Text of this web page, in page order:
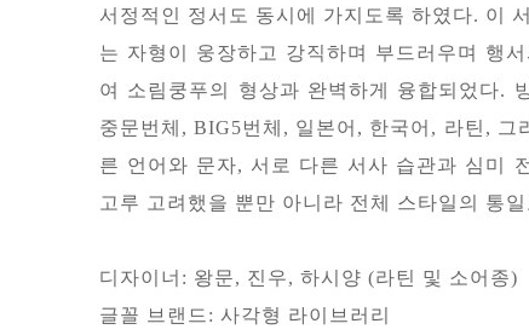
서정적인 정서도 동시에 가지도록 하였다. 이
는 자형이 웅장하고 강직하며 부드러우며 행
여 소림쿵푸의 형상과 완벽하게 융합되었다.
중문번체, BIG5번체, 일본어, 한국어, 라틴,
른 언어와 문자, 서로 다른 서사 습관과 심미
고루 고려했을 뿐만 아니라 전체 스타일의 통
디자이너: 왕문, 진우, 하시양 (라틴 및 소어종)
글꼴 브랜드: 사각형 라이브러리